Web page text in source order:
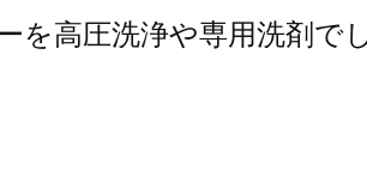
を高圧洗浄や専用洗剤で